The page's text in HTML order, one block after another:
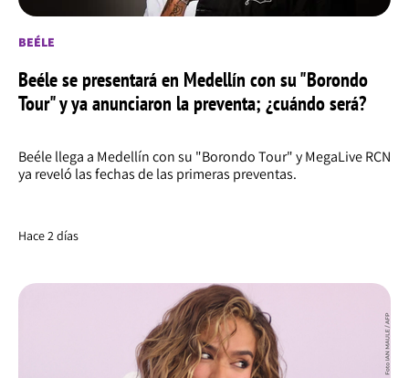
BEÉLE
Beéle se presentará en Medellín con su "Borondo
Tour" y ya anunciaron la preventa; ¿cuándo será?
Beéle llega a Medellín con su "Borondo Tour" y MegaLive RCN
ya reveló las fechas de las primeras preventas.
Hace 2 días